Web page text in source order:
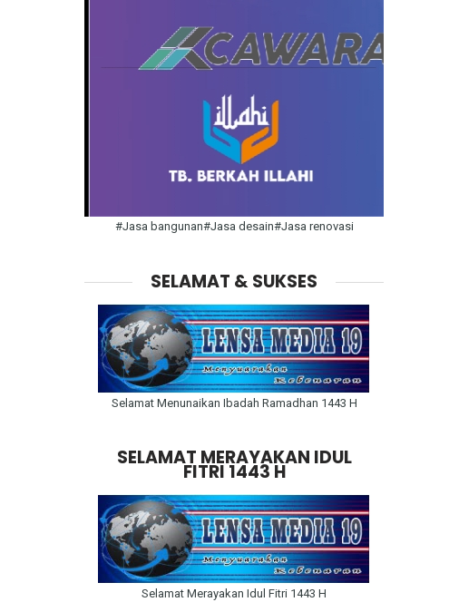
#Jasa bangunan#Jasa desain#Jasa renovasi
SELAMAT & SUKSES
Selamat Menunaikan Ibadah Ramadhan 1443 H
SELAMAT MERAYAKAN IDUL
FITRI 1443 H
Selamat Merayakan Idul Fitri 1443 H